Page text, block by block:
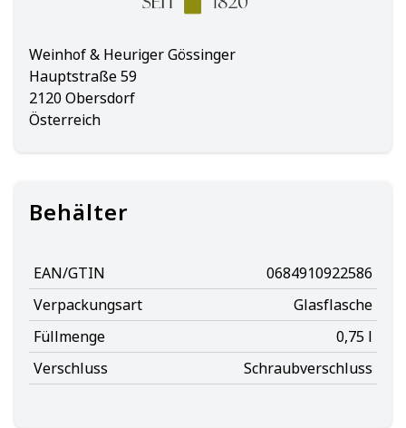
Weinhof & Heuriger Gössinger
Hauptstraße 59
2120 Obersdorf
Österreich
Behälter
EAN/GTIN
0684910922586
Verpackungsart
Glasflasche
Füllmenge
0,75 l
Verschluss
Schraubverschluss